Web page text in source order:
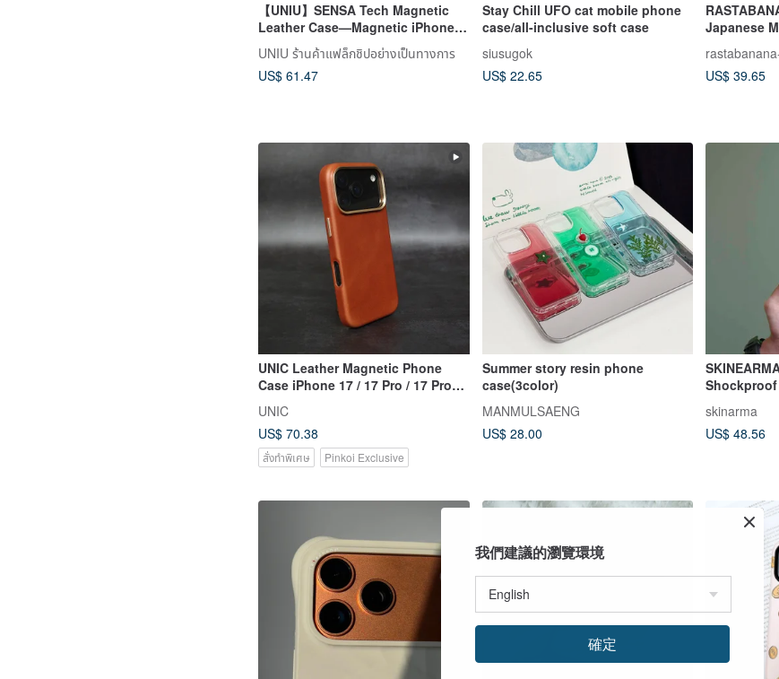
【UNIU】SENSA Tech Magnetic
Leather Case—Magnetic iPhone
17 Pro/Pro Max
UNIU ร้านค้าแฟล็กชิปอย่างเป็นทางการ
US$ 61.47
Stay Chill UFO cat mobile phone
case/all-inclusive soft case
siusugok
US$ 22.65
Japanese
MagSafe,
US$ 39.65
UNIC Leather Magnetic Phone
Case iPhone 17 / 17 Pro / 17 Pro
UNIC
US$ 70.38
สั่งทำพิเศษ Pinkoi Exclusive
Summer story resin phone
case(3color)
MANMULSAENG
US$ 28.00
skinarma
US$ 48.56
我們建議的瀏覽環境
確定